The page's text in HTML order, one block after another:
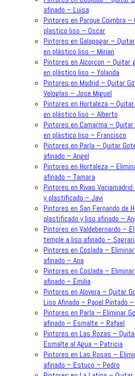
afinado – Luisa
Pintores en Parque Coimbra
plastico liso – Oscar
Pintores en Galapagar –
en plástico liso – Mirian
Pintores en Alcorcon –
en plástico liso – Yolanda
Pintores en Madrid – Quitar
Veloglas – Jose Miguel
Pintores en Hortaleza –
en plástico liso – Alberto
Pintores en Camarma –
en plástico liso – Francisco
Pintores en Parla – Quitar
afinado – Angel
Pintores en Hortaleza –
afinado – Tamara
Pintores en Rivas
y plastificado – Javi
Pintores en San Fernando de
plastificado y liso afinado –
Pintores en Valdebernardo –
temple a liso afinado –
Pintores en Coslada –
afinado – Ana
Pintores en Coslada –
afinado – Emilia
Pintores en Alovera – Quitar
Liso Afinado – Papel Pintado
Pintores en Parla – Eliminar
afinado – Esmalte – Rafael
Pintores en Las Rozas –
Esmalte al Agua – Patricia
Pintores en Las Rosas –
afinado – Estuco – Pedro